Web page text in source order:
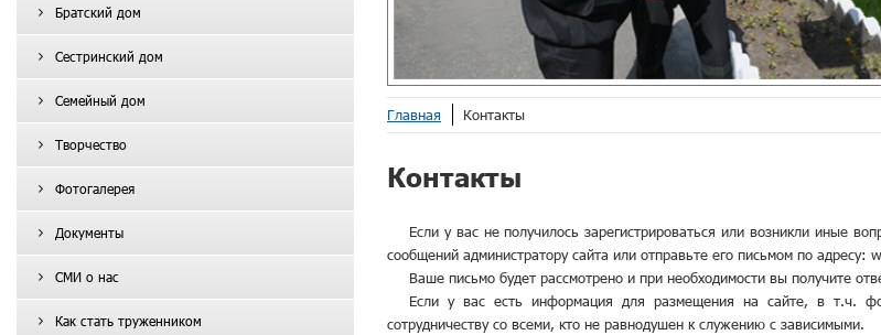
Братский дом
Сестринский дом
Семейный дом
Творчество
Фотогалерея
Документы
СМИ о нас
Как стать труженником
Главная Контакты
Контакты
Если у вас не получилось зарегистрироваться или возникли иные
сообщений администратору сайта или отправьте его письмом по адресу:
Ваше письмо будет рассмотрено и при необходимости вы получите
Если у вас есть информация для размещения на сайте, в т.ч.
сотрудничеству со всеми, кто не равнодушен к служению с зависимыми.